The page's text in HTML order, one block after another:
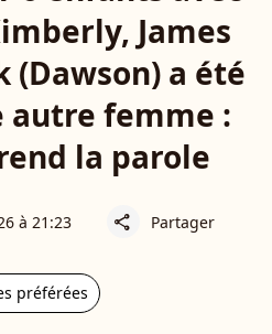
James
(Dawson) a été
autre femme :
la parole
à 21:23 share Partager
préférées